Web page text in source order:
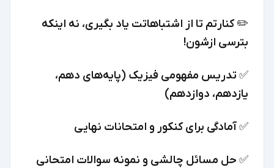
✏️ کنارتم تا از اشتباهاتت یاد بگیری، نه اینکه
بترسی ازشون!
✅ تدریس مفهومی فیزیک (پایه‌های دهم،
یازدهم، دوازدهم)
✅ آمادگی برای کنکور و امتحانات نهایی
✅ حل مسائل چالشی و نمونه سوالات امتحانی